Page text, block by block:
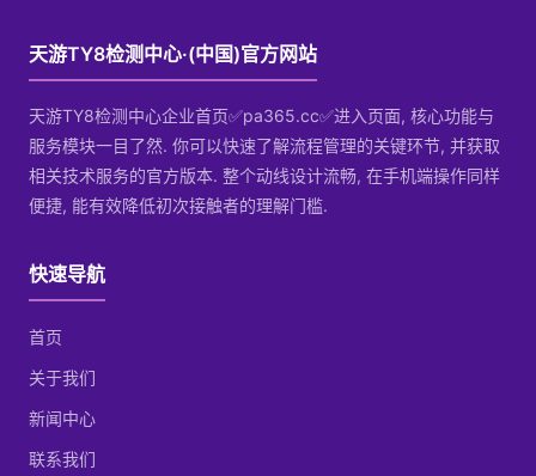
天游TY8检测中心·(中国)官方网站
天游TY8检测中心企业首页✅pa365.cc✅进入页面, 核心功能与
服务模块一目了然. 你可以快速了解流程管理的关键环节, 并获取
相关技术服务的官方版本. 整个动线设计流畅, 在手机端操作同样
便捷, 能有效降低初次接触者的理解门槛.
快速导航
首页
关于我们
新闻中心
联系我们